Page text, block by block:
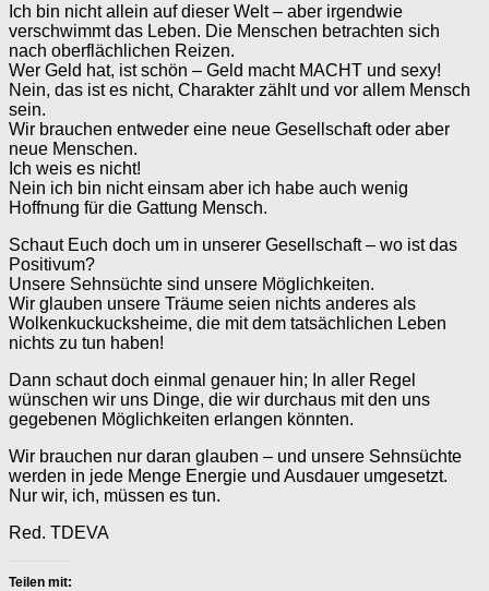
Ich bin nicht allein auf dieser Welt – aber irgendwie
verschwimmt das Leben. Die Menschen betrachten sich
nach oberflächlichen Reizen.
Wer Geld hat, ist schön – Geld macht MACHT und sexy!
Nein, das ist es nicht, Charakter zählt und vor allem Mensch
sein.
Wir brauchen entweder eine neue Gesellschaft oder aber
neue Menschen.
Ich weis es nicht!
Nein ich bin nicht einsam aber ich habe auch wenig
Hoffnung für die Gattung Mensch.
Schaut Euch doch um in unserer Gesellschaft – wo ist das
Positivum?
Unsere Sehnsüchte sind unsere Möglichkeiten.
Wir glauben unsere Träume seien nichts anderes als
Wolkenkuckucksheime, die mit dem tatsächlichen Leben
nichts zu tun haben!
Dann schaut doch einmal genauer hin; In aller Regel
wünschen wir uns Dinge, die wir durchaus mit den uns
gegebenen Möglichkeiten erlangen könnten.
Wir brauchen nur daran glauben – und unsere Sehnsüchte
werden in jede Menge Energie und Ausdauer umgesetzt.
Nur wir, ich, müssen es tun.
Red. TDEVA
Teilen mit: